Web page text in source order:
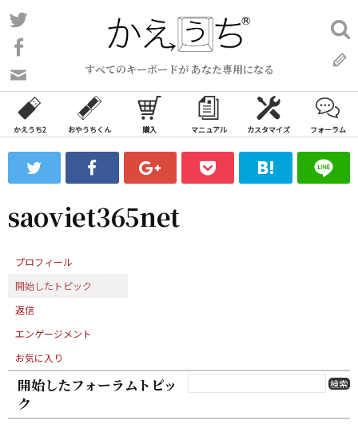
コ
ン
ン
ツ
ス
ッ
すべてのキーボードが あなた専用になる
い
合
わ
フ
ォ
ム
検
索:
かえうち2 おやうちくん 購入 マニュアル カスタマイズ フォーラム
saoviet365net
プロフィール
開始したトピック
返信
エンゲージメント
お気に入り
開始したフォーラムトピッ
ク